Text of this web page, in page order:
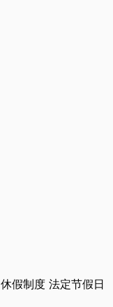
休假制度 法定节假日